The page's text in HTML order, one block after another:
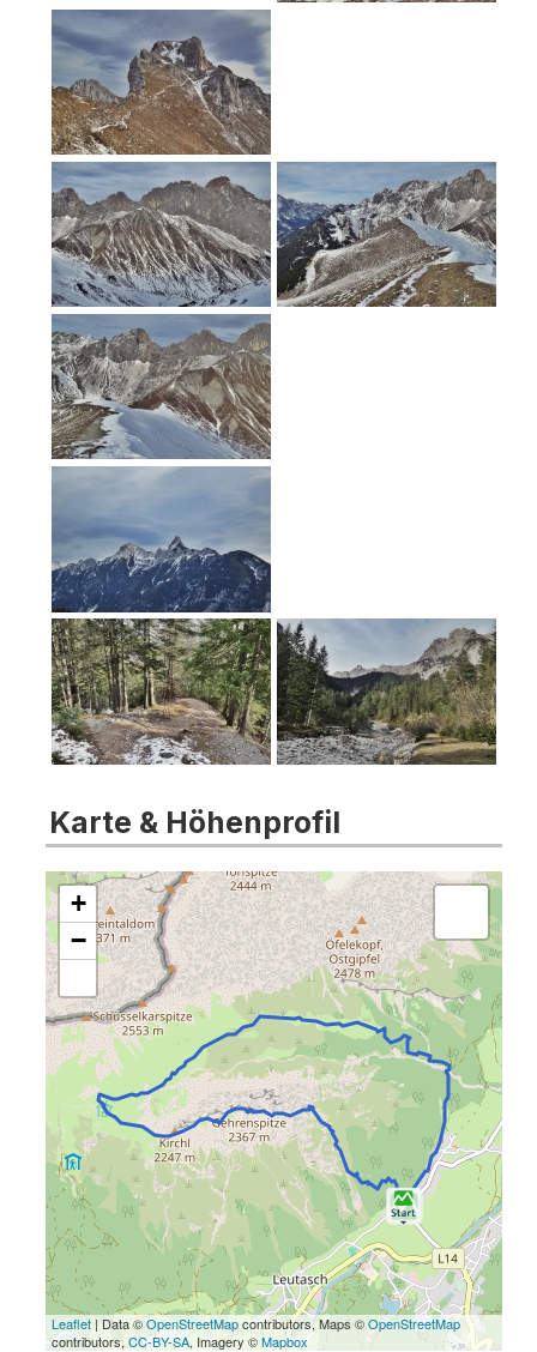
Karte & Höhenprofil
+
−
Leaflet| Data ©OpenStreetMapcontributors, Maps ©OpenStreetMap
contributors,CC-BY-SA, Imagery ©Mapbox